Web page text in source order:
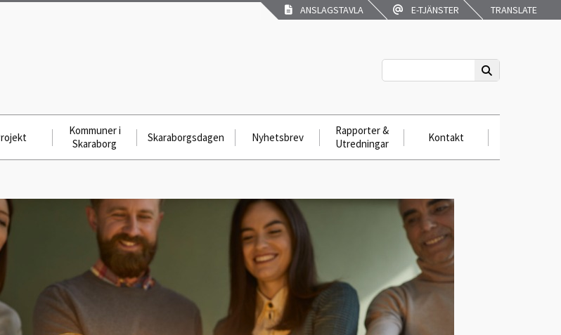
ANSLAGSTAVLA E-TJÄNSTER TRANSLATE
Kommuner i
Skaraborg
Skaraborgsdagen Nyhetsbrev
Rapporter &
Utredningar
Kontakt